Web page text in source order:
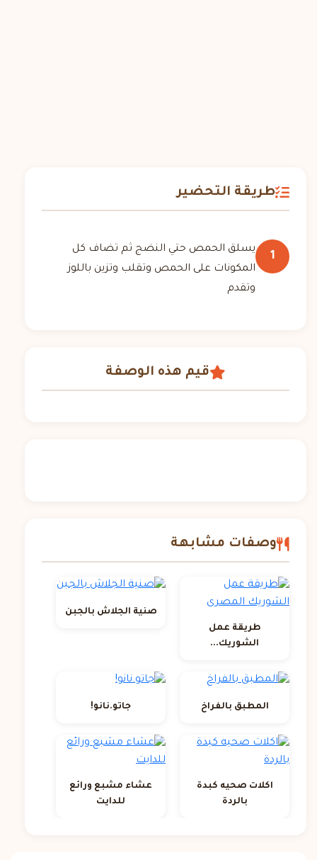
طريقة التحضير
1
يسلق الحمص حتي النضج ثم تضاف كل
المكونات على الحمص وتقلب وتزين باللوز
وتقدم
قيم هذه الوصفة
وصفات مشابهة
طريقة عمل
الشوريك...
صنية الجلاش بالجبن
المطبق بالفراخ جاتو.نانو!
اكلات صحيه كبدة
بالردة
عشاء مشبع ورائع
للدايت